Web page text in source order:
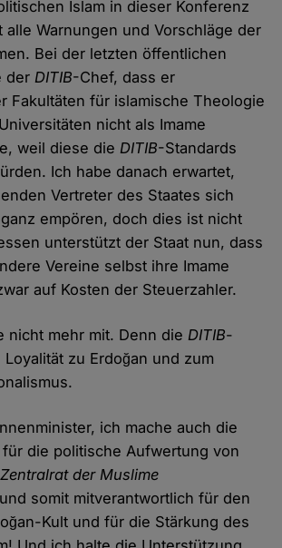
Islam in dieser Konferenz
alle Warnungen und Vorschläge der
Bei der letzten öffentlichen
derDITIB-Chef, dass er
Fakultäten für islamische Theologie
nicht als Imame
weil diese dieDITIB-Standards
Ich habe danach erwartet,
Vertreter des Staates sich
empören, doch dies ist nicht
unterstützt der Staat nun, dass
Vereine selbst ihre Imame
auf Kosten der Steuerzahler.
nicht mehr mit. Denn dieDITIB-
zu Erdoğan und zum
ich mache auch die
für die politische Aufwertung von
Zentralrat der Muslime
somit mitverantwortlich für den
Kult und für die Stärkung des